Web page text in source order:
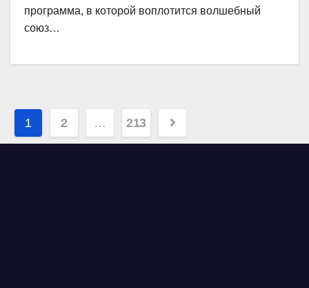
программа, в которой воплотится волшебный
союз…
Навигация
по
1 2 … 213